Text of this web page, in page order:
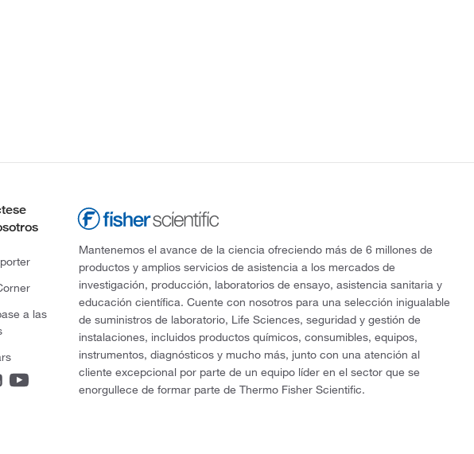
a las
Mantenemos el avance de la ciencia ofreciendo más de 6 millones de
productos y amplios servicios de asistencia a los mercados de
investigación, producción, laboratorios de ensayo, asistencia sanitaria y
educación científica. Cuente con nosotros para una selección inigualable
de suministros de laboratorio, Life Sciences, seguridad y gestión de
instalaciones, incluidos productos químicos, consumibles, equipos,
instrumentos, diagnósticos y mucho más, junto con una atención al
cliente excepcional por parte de un equipo líder en el sector que se
enorgullece de formar parte de Thermo Fisher Scientific.